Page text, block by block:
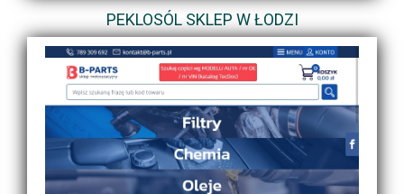
PEKLOSÓL SKLEP W ŁODZI